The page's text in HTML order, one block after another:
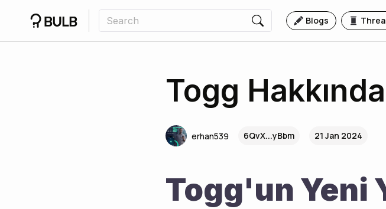
Blogs
Togg
erhan539 6QvX...yBbm 21 Jan 2024
Togg'un Yeni